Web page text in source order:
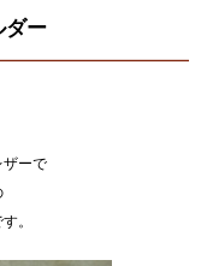
ダー
ザーで
。